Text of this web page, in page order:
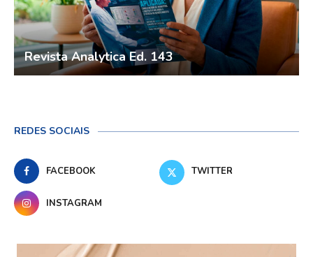
Revista Analytica Ed. 143
REDES SOCIAIS
FACEBOOK TWITTER
INSTAGRAM